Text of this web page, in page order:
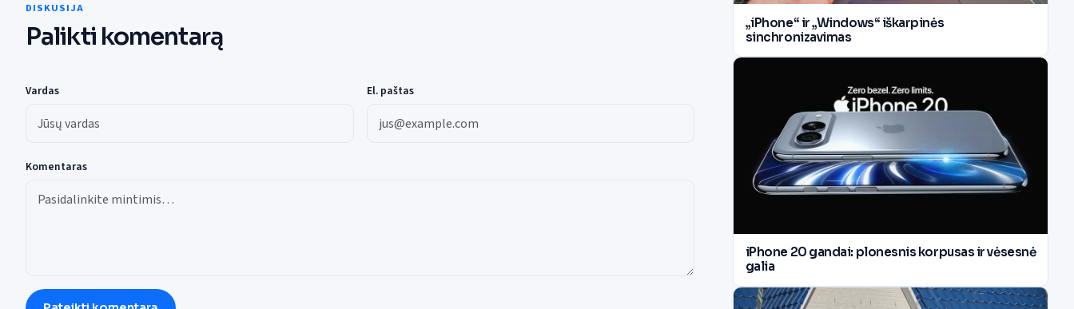
DISKUSIJA
Palikti komentarą
Vardas El. paštas
Komentaras
„iPhone“ ir „Windows“ iškarpinės
sinchronizavimas
iPhone 20 gandai: plonesnis korpusas ir vėsesnė
galia